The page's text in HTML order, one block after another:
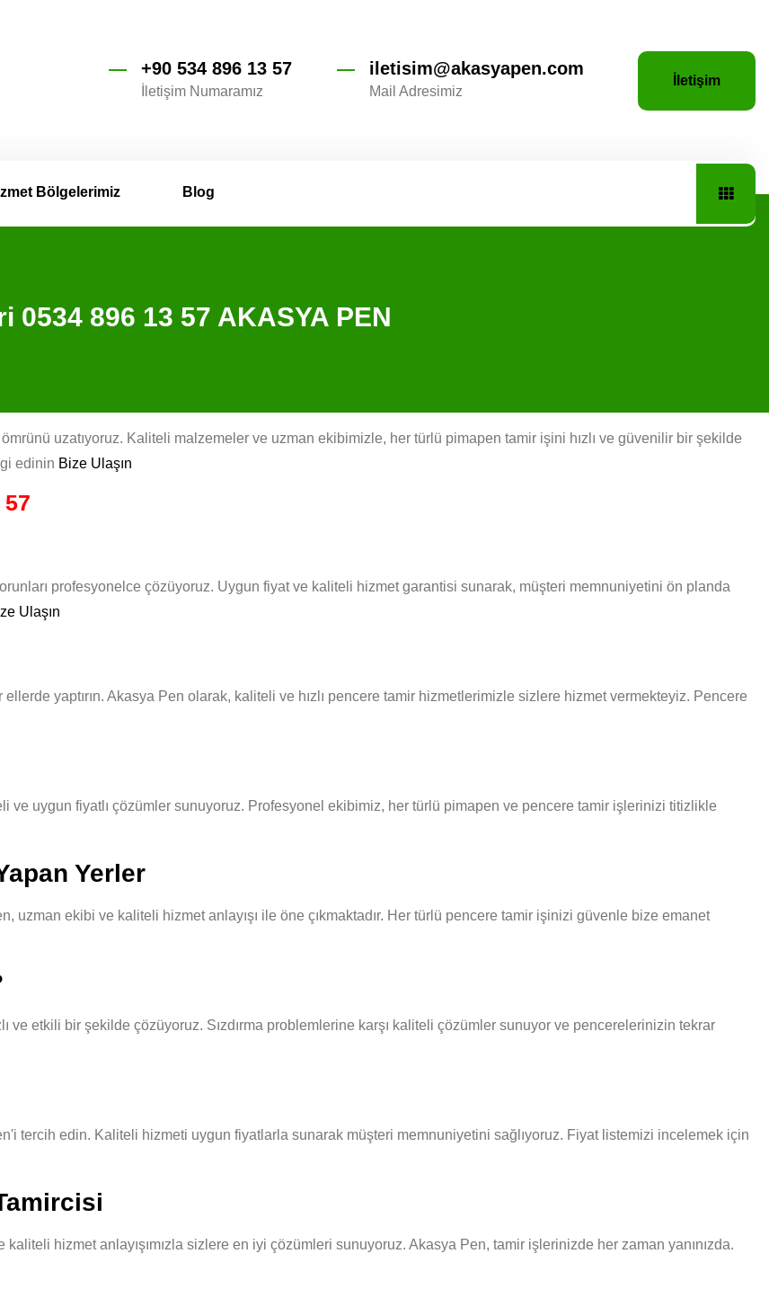
+90 534 896 13 57
İletişim Numaramız
iletisim@akasyapen.com
Mail Adresimiz
İletişim
Bölgelerimiz Blog
0534 896 13 57 AKASYA PEN
uzatıyoruz. Kaliteli malzemeler ve uzman ekibimizle, her türlü pimapen tamir işini hızlı ve güvenilir bir şekilde
edinin Bize Ulaşın
57
profesyonelce çözüyoruz. Uygun fiyat ve kaliteli hizmet garantisi sunarak, müşteri memnuniyetini ön planda
Ulaşın
yaptırın. Akasya Pen olarak, kaliteli ve hızlı pencere tamir hizmetlerimizle sizlere hizmet vermekteyiz. Pencere
ve uygun fiyatlı çözümler sunuyoruz. Profesyonel ekibimiz, her türlü pimapen ve pencere tamir işlerinizi titizlikle
Yerler
uzman ekibi ve kaliteli hizmet anlayışı ile öne çıkmaktadır. Her türlü pencere tamir işinizi güvenle bize emanet
ve etkili bir şekilde çözüyoruz. Sızdırma problemlerine karşı kaliteli çözümler sunuyor ve pencerelerinizin tekrar
tercih edin. Kaliteli hizmeti uygun fiyatlarla sunarak müşteri memnuniyetini sağlıyoruz. Fiyat listemizi incelemek için
hizmet anlayışımızla sizlere en iyi çözümleri sunuyoruz. Akasya Pen, tamir işlerinizde her zaman yanınızda.